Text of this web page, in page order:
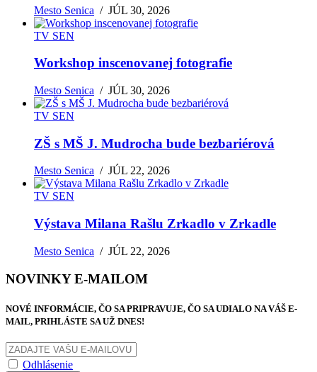
Mesto Senica /JÚL 30, 2026
TV SEN
Workshop inscenovanej fotografie
Mesto Senica /JÚL 30, 2026
TV SEN
ZŠ s MŠ J. Mudrocha bude bezbariérová
Mesto Senica /JÚL 22, 2026
TV SEN
Výstava Milana Rašlu Zrkadlo v Zrkadle
Mesto Senica /JÚL 22, 2026
NOVINKY E-MAILOM
NOVÉ INFORMÁCIE, ČO SA PRIPRAVUJE, ČO SA UDIALO NA VÁŠ E-
MAIL, PRIHLÁSTE SA UŽ DNES!
Odhlásenie